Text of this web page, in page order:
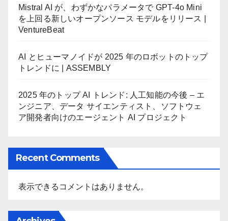
Mistral AI が、わずかなパラメータで GPT-4o Mini
を上回る新しいオープンソース モデルをリリース |
VentureBeat
AI とヒューマノイドが 2025 年のロボットのトップ
トレンドに | ASSEMBLY
2025 年のトップ AI トレンド: 人工知能の今後 – エ
ンジニア、データ サイエンティスト、ソフトウェ
ア開発者向けのエージェント AI プロジェクト
Recent Comments
表示できるコメントはありません。